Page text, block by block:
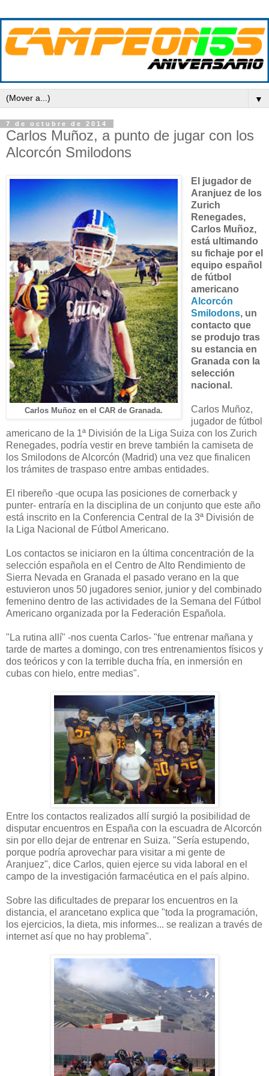
▼
7 de octubre de 2014
Carlos Muñoz, a punto de jugar con los
Alcorcón Smilodons
Carlos Muñoz en el CAR de Granada.
El jugador de
Aranjuez de los
Zurich
Renegades,
Carlos Muñoz,
está ultimando
su fichaje por el
equipo español
de fútbol
americano
Alcorcón
Smilodons, un
contacto que
se produjo tras
su estancia en
Granada con la
selección
nacional.
Carlos Muñoz,
jugador de fútbol
americano de la 1ª División de la Liga Suiza con los Zurich
Renegades, podría vestir en breve también la camiseta de
los Smilodons de Alcorcón (Madrid) una vez que finalicen
los trámites de traspaso entre ambas entidades.
El ribereño -que ocupa las posiciones de cornerback y
punter- entraría en la disciplina de un conjunto que este año
está inscrito en la Conferencia Central de la 3ª División de
la Liga Nacional de Fútbol Americano.
Los contactos se iniciaron en la última concentración de la
selección española en el Centro de Alto Rendimiento de
Sierra Nevada en Granada el pasado verano en la que
estuvieron unos 50 jugadores senior, junior y del combinado
femenino dentro de las actividades de la Semana del Fútbol
Americano organizada por la Federación Española.
"La rutina allí" -nos cuenta Carlos- "fue entrenar mañana y
tarde de martes a domingo, con tres entrenamientos físicos y
dos teóricos y con la terrible ducha fría, en inmersión en
cubas con hielo, entre medias".
Entre los contactos realizados allí surgió la posibilidad de
disputar encuentros en España con la escuadra de Alcorcón
sin por ello dejar de entrenar en Suiza. "Sería estupendo,
porque podría aprovechar para visitar a mi gente de
Aranjuez", dice Carlos, quien ejerce su vida laboral en el
campo de la investigación farmacéutica en el país alpino.
Sobre las dificultades de preparar los encuentros en la
distancia, el arancetano explica que "toda la programación,
los ejercicios, la dieta, mis informes... se realizan a través de
internet así que no hay problema".